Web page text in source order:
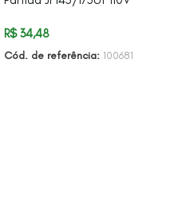
R$34,48
Cód. de referência: 100681